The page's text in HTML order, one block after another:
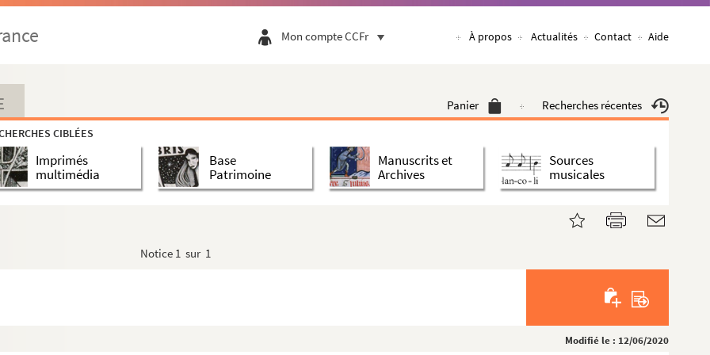
Mon compte CCFr À propos Actualités Contact Aide
Panier Recherches récentes
CIBLÉES
Imprimés
multimédia
Base
Patrimoine
Manuscrits et
Archives
Sources
musicales
Notice 1 sur 1
Modifié le : 12/06/2020
laïques